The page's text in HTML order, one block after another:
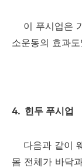
이 푸시업은
소운동의 효과도
4. 힌두 푸시업
다음과 같이
몸 전체가 바닥